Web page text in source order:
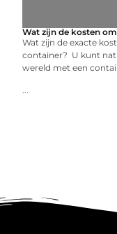
Wat zijn de kosten
Wat zijn de exacte
container? U kunt
wereld met een
...